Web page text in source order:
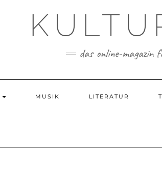
das online-
MUSIK LITERATUR